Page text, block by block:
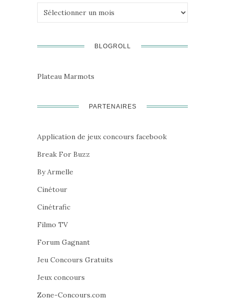
Archives
BLOGROLL
Plateau Marmots
PARTENAIRES
Application de jeux concours facebook
Break For Buzz
By Armelle
Cinétour
Cinétrafic
Filmo TV
Forum Gagnant
Jeu Concours Gratuits
Jeux concours
Zone-Concours.com